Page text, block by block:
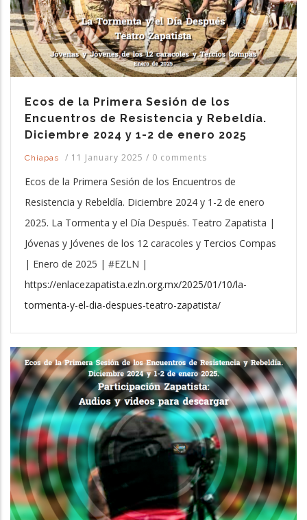
Ecos de la Primera Sesión de los
Encuentros de Resistencia y Rebeldía.
Diciembre 2024 y 1-2 de enero 2025
Chiapas / 11 January 2025 / 0 comments
Ecos de la Primera Sesión de los Encuentros de
Resistencia y Rebeldía. Diciembre 2024 y 1-2 de enero
2025. La Tormenta y el Día Después. Teatro Zapatista |
Jóvenas y Jóvenes de los 12 caracoles y Tercios Compas
| Enero de 2025 | #EZLN |
https://enlacezapatista.ezln.org.mx/2025/01/10/la-
tormenta-y-el-dia-despues-teatro-zapatista/